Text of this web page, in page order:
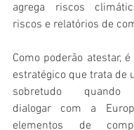
agrega riscos
riscos e relatórios de
Como poderão atestar,
estratégico que trata de
sobretudo quando
dialogar com a
elementos de